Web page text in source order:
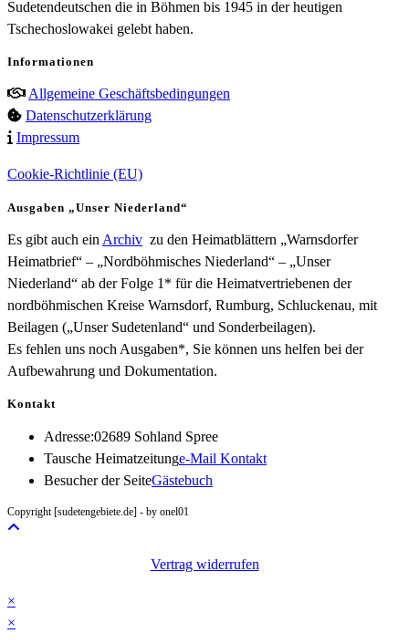
Sudetendeutschen die in Böhmen bis 1945 in der heutigen
Tschechoslowakei gelebt haben.
Informationen
Allgemeine Geschäftsbedingungen
Datenschutzerklärung
Impressum
Cookie-Richtlinie (EU)
Ausgaben „Unser Niederland“
Es gibt auch ein Archiv zu den Heimatblättern „Warnsdorfer
Heimatbrief“ – „Nordböhmisches Niederland“ – „Unser
Niederland“ ab der Folge 1* für die Heimatvertriebenen der
nordböhmischen Kreise Warnsdorf, Rumburg, Schluckenau, mit
Beilagen („Unser Sudetenland“ und Sonderbeilagen).
Es fehlen uns noch Ausgaben*, Sie können uns helfen bei der
Aufbewahrung und Dokumentation.
Kontakt
Adresse:02689 Sohland Spree
Tausche Heimatzeitunge-Mail KontaktOpens
Besucher der SeiteGästebuch
Copyright [sudetengebiete.de] - by onel01
Vertrag widerrufen
×
×